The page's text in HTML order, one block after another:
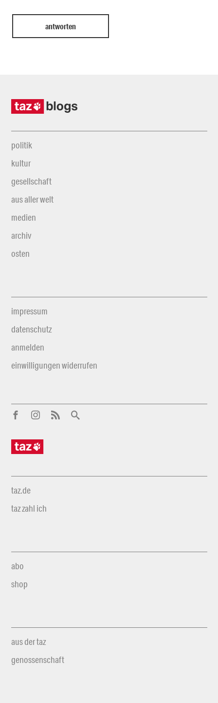
politik
kultur
gesellschaft
aus aller welt
medien
archiv
osten
impressum
datenschutz
anmelden
einwilligungen widerrufen
taz.de
taz zahl ich
abo
shop
aus der taz
genossenschaft